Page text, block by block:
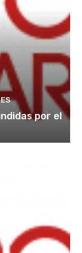
por el